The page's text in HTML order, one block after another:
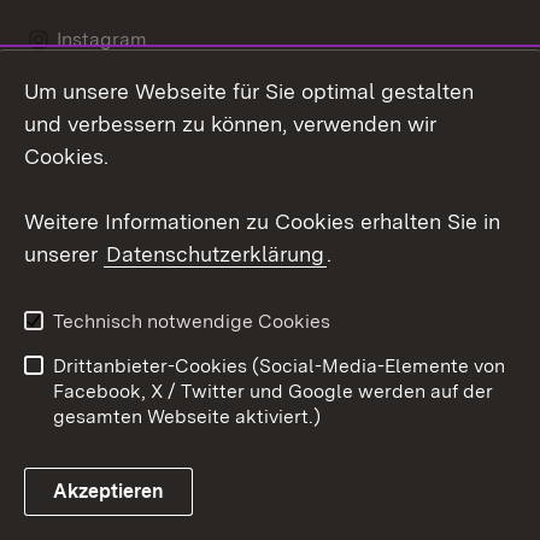
Instagram
Social Wall
Link zum Landesportal
Barrierefreiheit
Benutzungshinweise
Impressum
Cookies
Um unsere Webseite für Sie optimal gestalten
und verbessern zu können, verwenden wir
Cookies.
Weitere Informationen zu Cookies erhalten Sie in
unserer Datenschutzerklärung.
Technisch notwendige Cookies
Drittanbieter-Cookies (Social-Media-Elemente von
Facebook, X / Twitter und Google werden auf der
gesamten Webseite aktiviert.)
Akzeptieren